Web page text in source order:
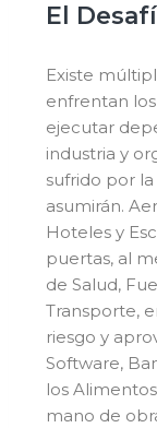
El
Existe
enfrentan los
ejecutar
industria y
sufrido por
asumirán.
Hoteles y
puertas, al
de Salud,
Transporte,
riesgo y
Software,
los
mano de